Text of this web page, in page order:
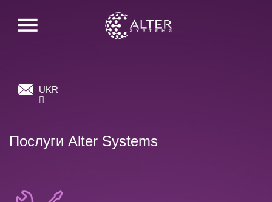
UKR
Послуги Alter Systems